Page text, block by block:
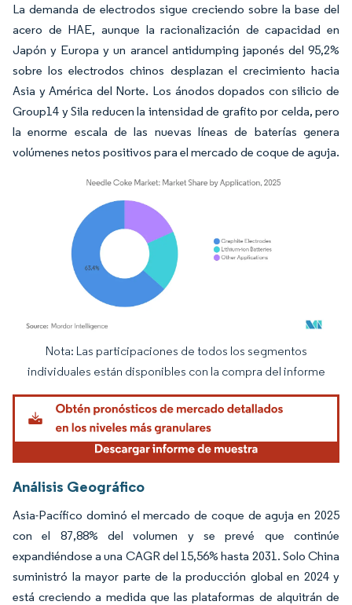
La demanda de electrodos sigue creciendo sobre la base del
acero de HAE, aunque la racionalización de capacidad en
Japón y Europa y un arancel antidumping japonés del 95,2%
sobre los electrodos chinos desplazan el crecimiento hacia
Asia y América del Norte. Los ánodos dopados con silicio de
Group14 y Sila reducen la intensidad de grafito por celda, pero
la enorme escala de las nuevas líneas de baterías genera
volúmenes netos positivos para el mercado de coque de aguja.
Imagen © Mordor Intelligence. El uso requiere atribución según CC BY 4.0.
Nota: Las participaciones de todos los segmentos
individuales están disponibles con la compra del informe
Análisis Geográfico
Asia-Pacífico dominó el mercado de coque de aguja en 2025
con el 87,88% del volumen y se prevé que continúe
expandiéndose a una CAGR del 15,56% hasta 2031. Solo China
suministró la mayor parte de la producción global en 2024 y
está creciendo a medida que las plataformas de alquitrán de